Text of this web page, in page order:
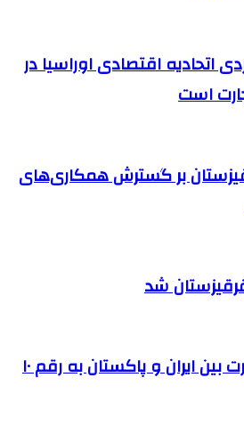
اتحادیه اقتصادی اوراسیا در
است
بر گسترش همکاری‌های
شد
افزایش حجم تجارت بین ایران و پاکستان به رقم ۱۰